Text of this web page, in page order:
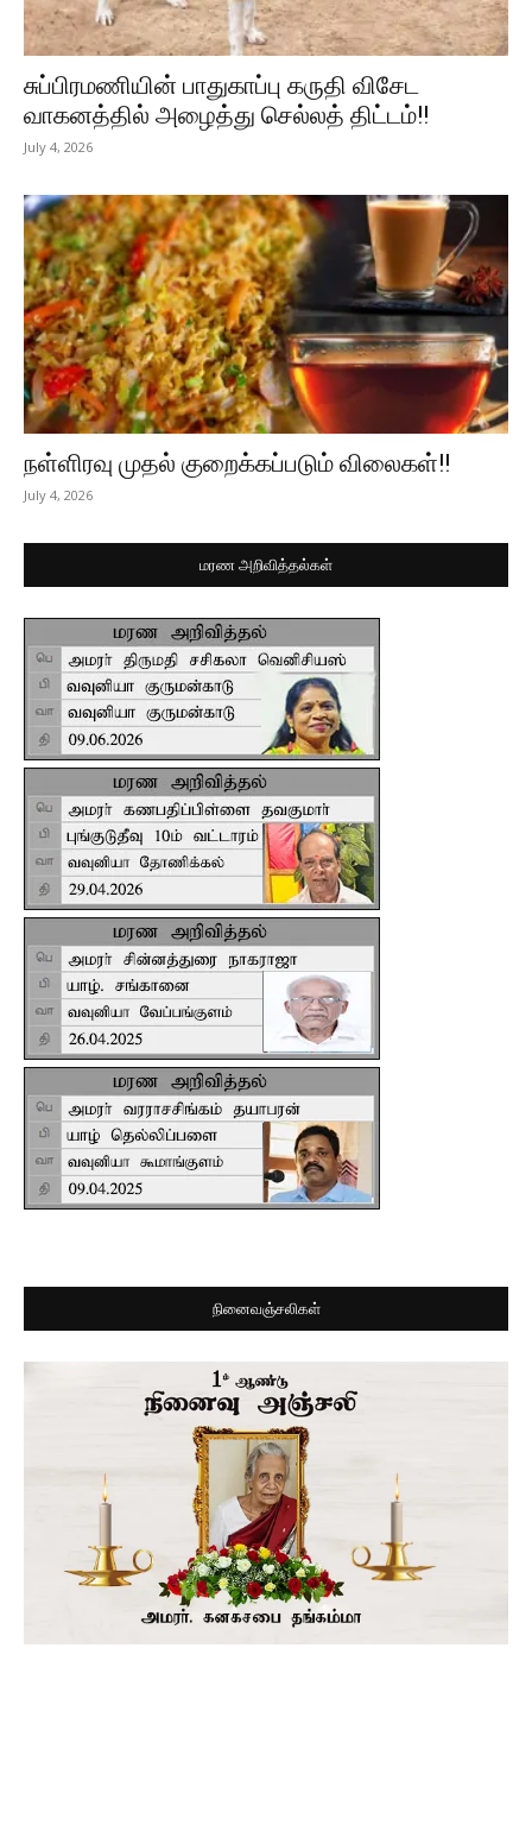
சுப்பிரமணியின் பாதுகாப்பு கருதி விசேட
வாகனத்தில் அழைத்து செல்லத் திட்டம்!!
July 4, 2026
நள்ளிரவு முதல் குறைக்கப்படும் விலைகள்!!
July 4, 2026
மரண அறிவித்தல்கள்
நினைவஞ்சலிகள்